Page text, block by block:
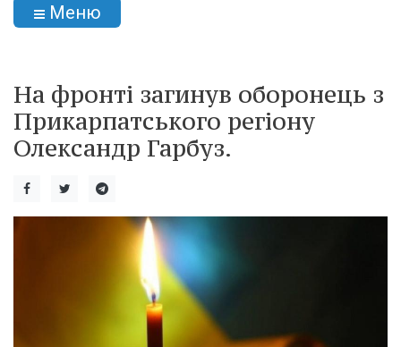
Меню
На фронті загинув оборонець з
Прикарпатського регіону
Олександр Гарбуз.